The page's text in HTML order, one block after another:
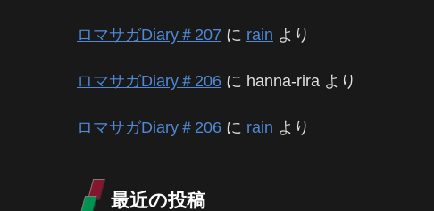
ロマサガDiary＃207 に rain より
ロマサガDiary＃206 に hanna-rira より
ロマサガDiary＃206 に rain より
最近の投稿